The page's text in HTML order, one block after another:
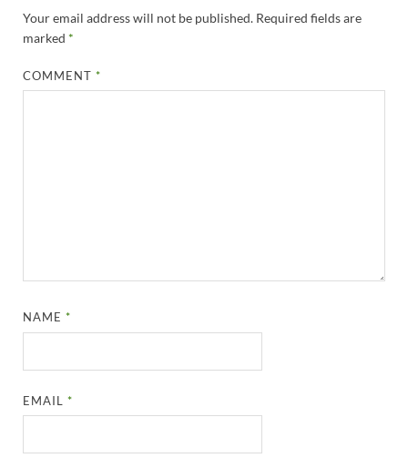
Your email address will not be published. Required fields are
marked *
COMMENT*
NAME*
EMAIL*